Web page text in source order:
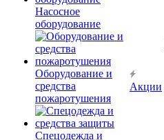
Насосное
оборудование
Оборудование и
средства
пожаротушения
Спецодежда и
Акции